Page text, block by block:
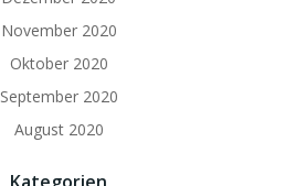
November 2020
Oktober 2020
September 2020
August 2020